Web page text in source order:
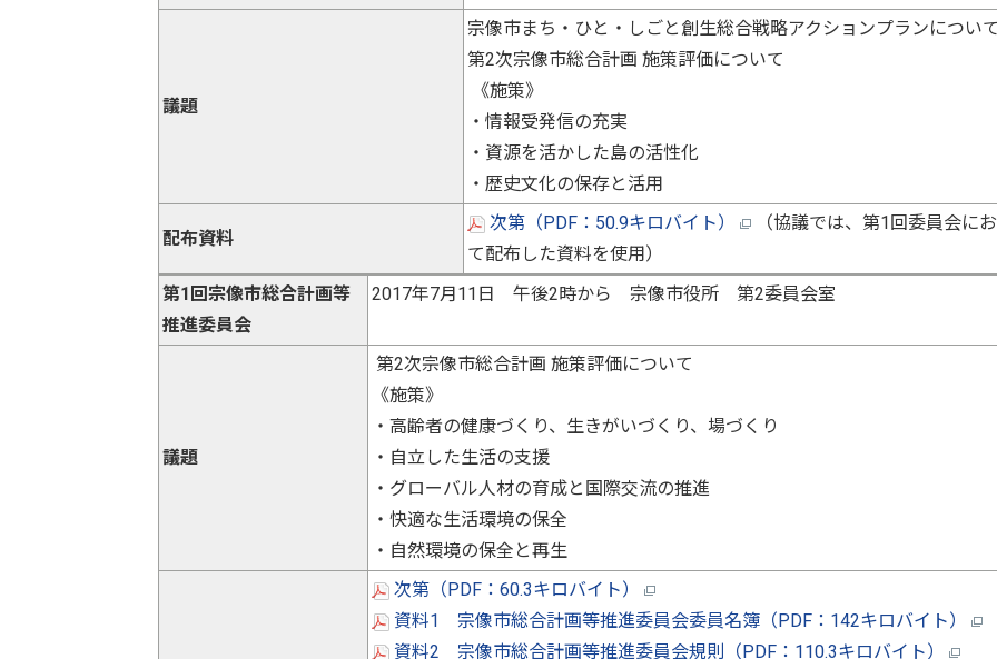
議題
宗像市まち・ひと・しごと創生総合戦略アクションプランについ
第2次宗像市総合計画 施策評価について
《施策》
・情報受発信の充実
・資源を活かした島の活性化
・歴史文化の保存と活用
配布資料
次第（PDF：50.9キロバイト）
（協議では、第1回委員会に
て配布した資料を使用）
第1回宗像市総合計画等
推進委員会
2017年7月11日 午後2時から 宗像市役所 第2委員会
議題
第2次宗像市総合計画 施策評価について
《施策》
・高齢者の健康づくり、生きがいづくり、場づくり
・自立した生活の支援
・グローバル人材の育成と国際交流の推進
・快適な生活環境の保全
・自然環境の保全と再生
次第（PDF：60.3キロバイト）
資料1 宗像市総合計画等推進委員会委員名簿（PDF：142キロバイト）
資料2 宗像市総合計画等推進委員会規則（PDF：110.3キロバイト）